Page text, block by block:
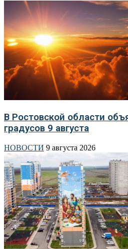
В Ростовской области
градусов 9 августа
НОВОСТИ 9 августа 2026